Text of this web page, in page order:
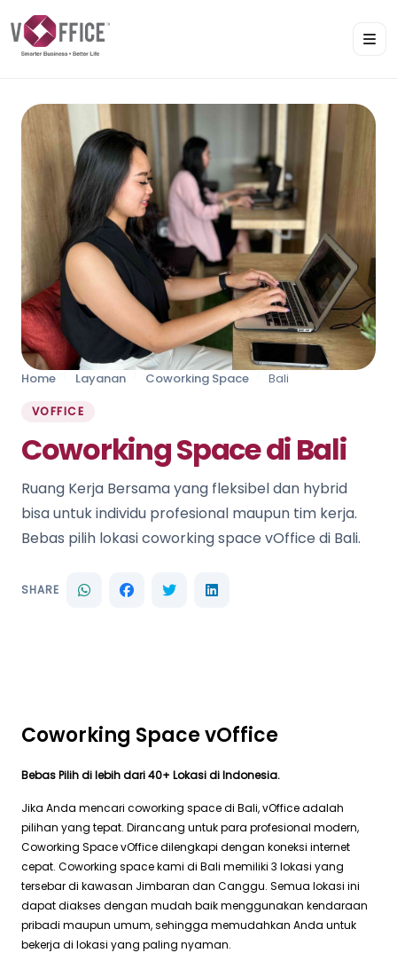
Home Layanan Coworking Space Bali
VOFFICE
Coworking Space di Bali
Ruang Kerja Bersama yang fleksibel dan hybrid
bisa untuk individu profesional maupun tim kerja.
Bebas pilih lokasi coworking space vOffice di Bali.
SHARE
Coworking Space vOffice
Bebas Pilih di lebih dari 40+ Lokasi di Indonesia.
Jika Anda mencari coworking space di Bali, vOffice adalah
pilihan yang tepat. Dirancang untuk para profesional modern,
Coworking Space vOffice dilengkapi dengan koneksi internet
cepat. Coworking space kami di Bali memiliki 3 lokasi yang
tersebar di kawasan Jimbaran dan Canggu. Semua lokasi ini
dapat diakses dengan mudah baik menggunakan kendaraan
pribadi maupun umum, sehingga memudahkan Anda untuk
bekerja di lokasi yang paling nyaman.